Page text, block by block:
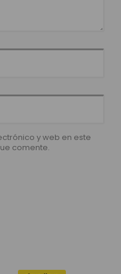
y web en este
comente.